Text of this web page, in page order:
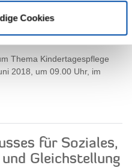
Cookies
Thema Kindertagespflege
2018, um 09.00 Uhr, im
für Soziales,
Gleichstellung